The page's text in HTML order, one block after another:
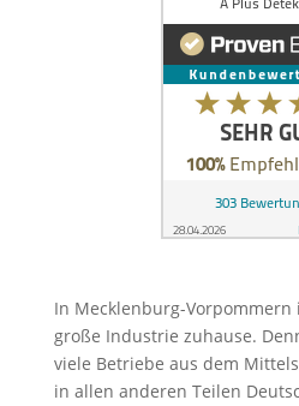
In Mecklenburg-
große Industrie zuhause.
viele Betriebe aus dem
in allen anderen Teilen